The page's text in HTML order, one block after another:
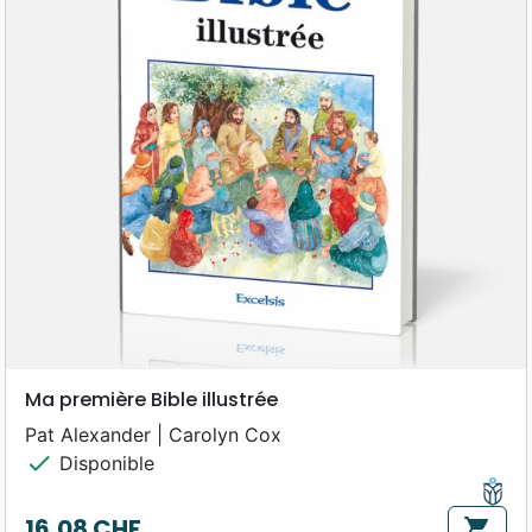
Ma première Bible illustrée
Pat Alexander | Carolyn Cox
check Disponible